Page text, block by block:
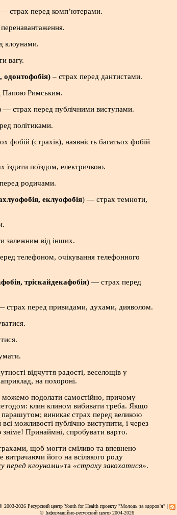
— страх перед комп’ютерами.
клоунами.
вагу.
одонтофобія) – страх перед дантистами.
Папою Римським.
— страх перед публічними виступами.
політиками.
фобій (страхів), наявність багатьох фобій
їздити поїздом, електричкою.
родичами.
еклуофобія) — страх темноти,
залежним від інших.
телефоном, очікування телефонного
тріскайдекафобія) — страх перед
страх перед привидами, духами, дияволом.
відчуття радості, веселощів у
на похороні.
можемо подолати самостійно, причому
клин клином вибивати треба. Якщо
виникає страх перед великою
можливості публічно виступити, і через
Принаймні, спробувати варто.
щоб могти сміливо та впевнено
витрачаючи його на всілякого роду
перед клоунами»та «страху закохатися».
2003-2026 Ресурсний центр Youth for Health проекту "Молодь за здоров'я" |
© Інформаційно-ресурсний центр 2004-2026